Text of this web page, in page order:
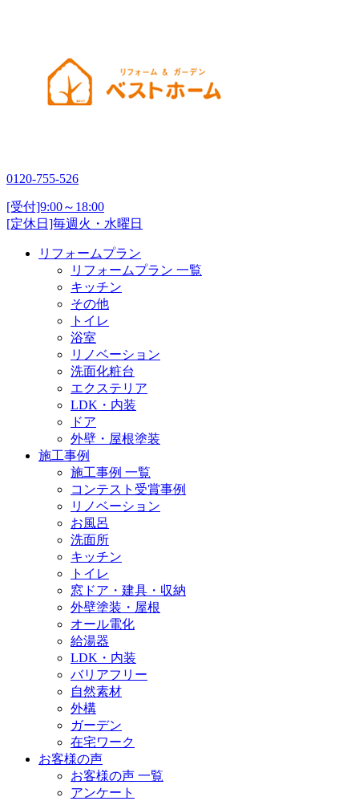
0120-755-526
[受付]9:00～18:00
[定休日]毎週火・水曜日
リフォームプラン
リフォームプラン 一覧
キッチン
その他
トイレ
浴室
リノベーション
洗面化粧台
エクステリア
LDK・内装
ドア
外壁・屋根塗装
施工事例
施工事例 一覧
コンテスト受賞事例
リノベーション
お風呂
洗面所
キッチン
トイレ
窓ドア・建具・収納
外壁塗装・屋根
オール電化
給湯器
LDK・内装
バリアフリー
自然素材
外構
ガーデン
在宅ワーク
お客様の声
お客様の声 一覧
アンケート